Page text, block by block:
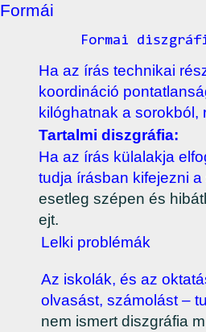
Formái
Formai
Ha az írás technikai
koordináció
kilóghatnak a
Tartalmi diszgráfia:
Ha az írás külalakja
tudja írásban kifejezni
esetleg szépen és
ejt.
Lelki problémák
Az iskolák, és az
olvasást, számolást –
nem ismert diszgráfia